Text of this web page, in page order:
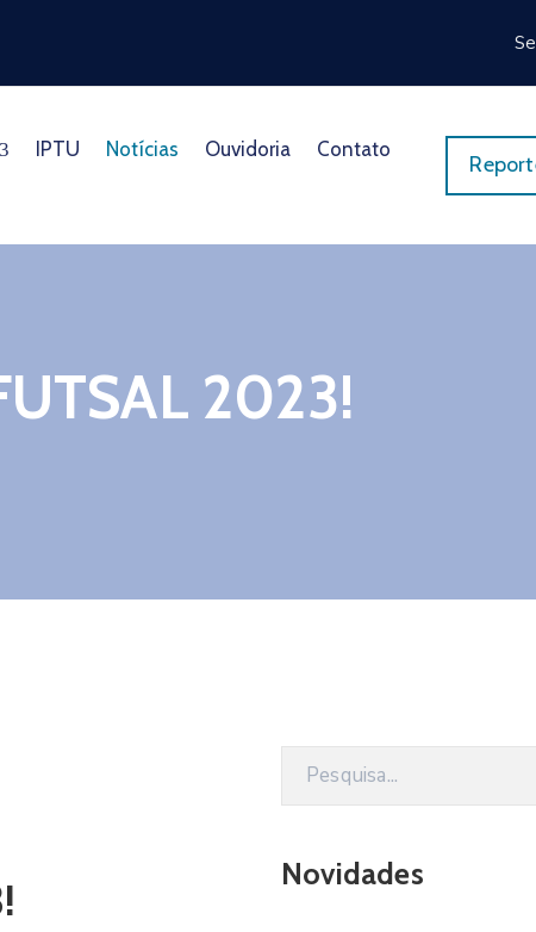
IPTU Notícias Ouvidoria Contato
2023!
Novidades